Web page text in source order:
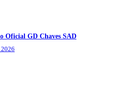
Oficial GD Chaves SAD